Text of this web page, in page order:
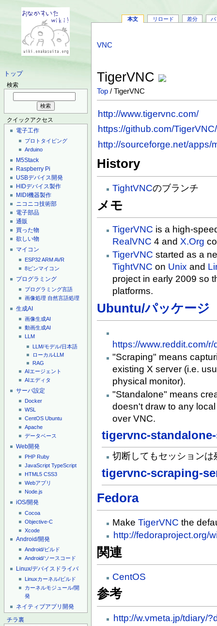
トップ
検索
クイックアクセス
電子工作
プロトタイピング
Arduino
M5Stack
Raspberry Pi
USBデバイス開発
HIDデバイス製作
MIDI機器製作
ニコニコ技術部
電子部品
通販
買った物
欲しい物
マイコン
ESP32ARMAVR
8ピンマイコン
プログラミング
プログラミング言語
画像処理 自然言語処理
生成AI
画像生成AI
動画生成AI
LLM
LLM/モデル/日本語
ローカルLLM
RAG
AIエージェント
AIエディタ
サーバ設定
Docker
WSL
CentOS Ubuntu
Apache
データベース
Web開発
PHP Ruby
JavaScript TypeScript
HTML5 CSS3
Webアプリ
Node.js
iOS/開発
Cocoa
Objective-C
Xcode
Android/開発
Android/ビルド
Android/ソースコード
Linux/デバイスドライバ
Linuxカーネル/ビルド
カーネルモジュール/開
発
ネイティブアプリ開発
チラ裏
本文 リロード 差分 バ
VNC
TigerVNC
Top / TigerVNC
http://www.tigervnc.com/
https://github.com/
http://sourceforge.net/apps/
History
TightVNCのブランチ
メモ
TigerVNC is a high-
RealVNC 4 andX.Org
TigerVNC started as a
TightVNC on Unix and
project in early 2009 so
platforms.
Ubuntu/パッケージ
https://www.reddit.com/
"Scraping" means
existing X server (i.e.
physical monitor).
"Standalone" means
doesn't draw to any
over VNC.
tigervnc-
切断してもセッションは
tigervnc-scraping-
Fedora
MakeTigerVNC the
http://fedoraproject.org/
関連
CentOS
参考
http://w.vmeta.jp/tdiary/